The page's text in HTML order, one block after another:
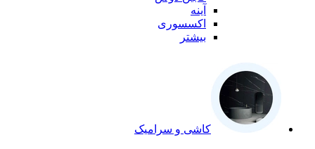
آینه
اکسسوری
بیشتر
کاشی و سرامیک